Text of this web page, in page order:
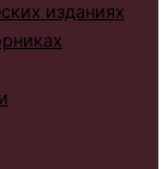
изданиях